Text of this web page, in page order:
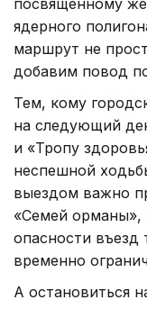
посвященному
ядерного
маршрут не
добавим повод
Тем, кому
на следующий
и «Тропу
неспешной
выездом важно
«Семей орманы»,
опасности въезд
временно
А остановиться